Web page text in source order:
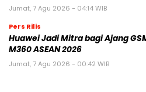
Jumat, 7 Agu 2026 - 04:14 WIB
Pers Rilis
Huawei Jadi Mitra bagi Ajang
M360 ASEAN 2026
Jumat, 7 Agu 2026 - 00:42 WIB